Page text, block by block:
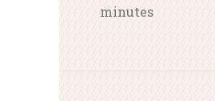
minutes